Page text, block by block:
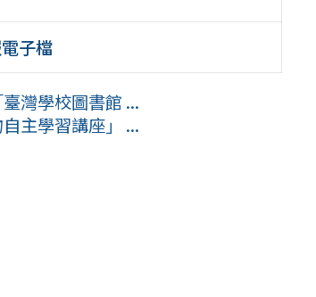
子檔
灣學校圖書館 ...
主學習講座」 ...